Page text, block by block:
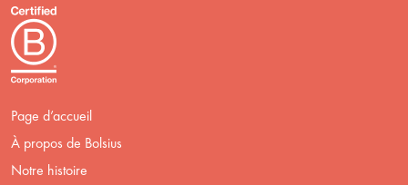
Page d’accueil
À propos de Bolsius
Notre histoire